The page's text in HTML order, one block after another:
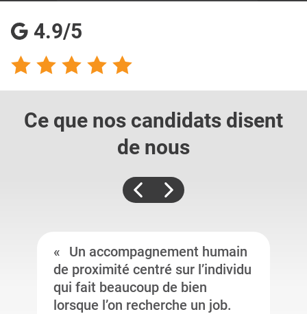
4.9/5
Ce que nos candidats disent
de nous
Un accompagnement humain
de proximité centré sur l’individu
qui fait beaucoup de bien
lorsque l’on recherche un job.